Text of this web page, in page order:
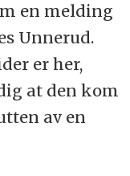
en melding
Unnerud.
er her,
at den kom
av en